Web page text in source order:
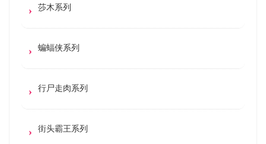
莎木系列
蝙蝠侠系列
行尸走肉系列
街头霸王系列